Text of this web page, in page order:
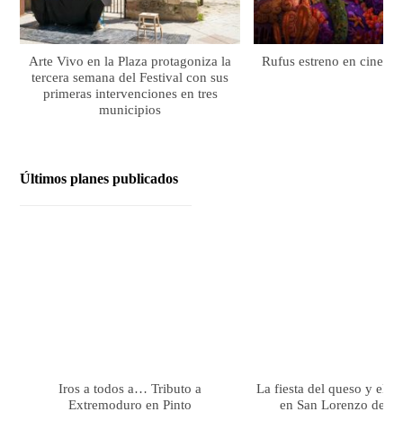
Arte Vivo en la Plaza protagoniza la
tercera semana del Festival con sus
primeras intervenciones en tres
municipios
Rufus estreno en cines
Últimos planes publicados
Iros a todos a… Tributo a
Extremoduro en Pinto
La fiesta del queso y el
en San Lorenzo de